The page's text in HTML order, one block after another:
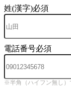
姓(漢字)必須
電話番号必須
※半角（ハイフン無し）